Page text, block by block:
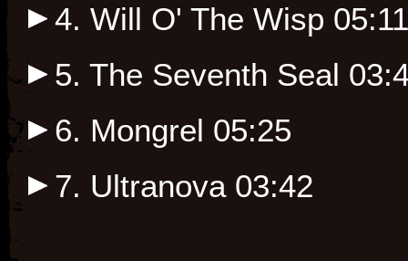
4. Will O' The Wisp 05:11
5. The Seventh Seal
6. Mongrel 05:25
7. Ultranova 03:42